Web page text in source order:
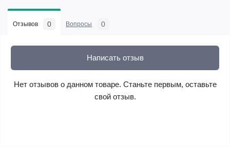
Отзывов 0 Вопросы 0
Написать отзыв
Нет отзывов о данном товаре. Станьте первым, оставьте
свой отзыв.